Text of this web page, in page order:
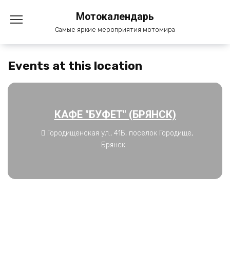
содержанию
Мотокалендарь
Самые яркие мероприятия мотомира
Events at this location
КАФЕ "БУФЕТ" (БРЯНСК)
Городищенская ул., 41Б, посёлок Городище,
Брянск